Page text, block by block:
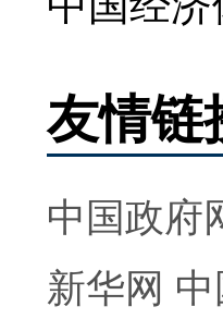
友情链
中国政府
新华网